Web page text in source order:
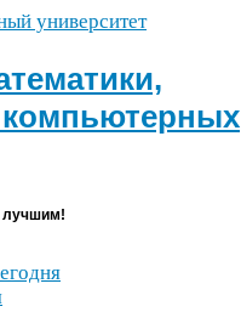
лучшим!